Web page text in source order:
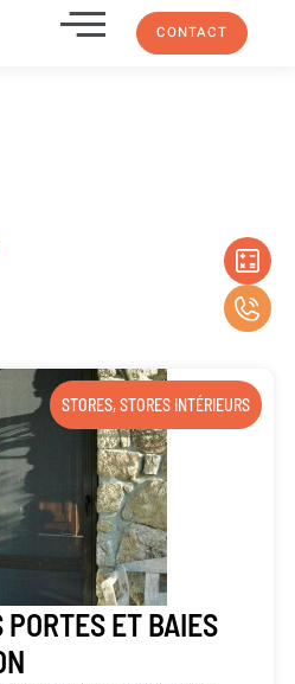
CONTACT
Installateur store toile à coffre ou à bras
STORES,STORES INTÉRIEURS
PORTES ET BAIES